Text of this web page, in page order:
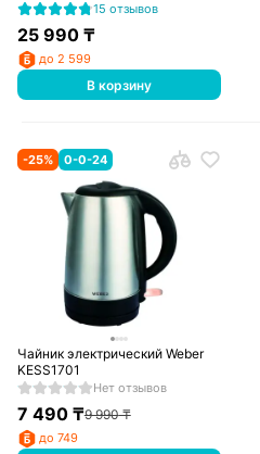
15 отзывов
25 990₸
до 2 599
В корзину
-25% 0-0-24
Чайник электрический Weber
KESS1701
Нет отзывов
7 490₸9 990₸
до 749